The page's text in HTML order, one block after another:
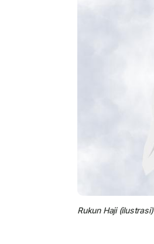
Rukun Haji (ilustrasi)